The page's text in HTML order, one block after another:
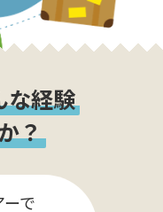
な経験
？
で